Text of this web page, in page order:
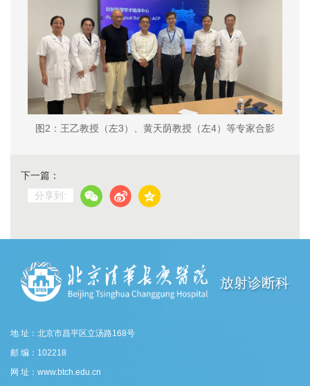
图2：王乙教授（左3）、黄天荫教授（左4）等专家合影
下一篇：
分享到:
放射诊断科
地 址：北京市昌平区立汤路168号
邮 编：102218
网 址：www.btch.edu.cn